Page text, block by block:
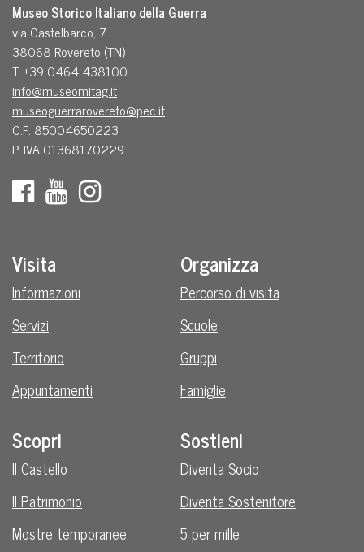
Museo Storico Italiano della Guerra
via Castelbarco, 7
38068 Rovereto (TN)
T. +39 0464 438100
info@museomitag.it
museoguerrarovereto@pec.it
C.F. 85004650223
P. IVA 01368170229
Visita
Informazioni
Servizi
Territorio
Appuntamenti
Organizza
Percorso di visita
Scuole
Gruppi
Famiglie
Scopri
Il Castello
Il Patrimonio
Mostre temporanee
Sostieni
Diventa Socio
Diventa Sostenitore
5 per mille